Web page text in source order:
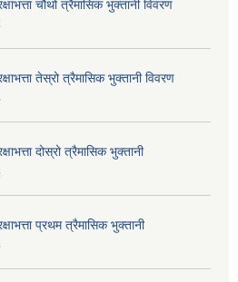
चौथो त्रैमासिक भुक्तानी विवरण
तेस्रो त्रैमासिक भुक्तानी विवरण
दोस्रो त्रैमासिक भुक्तानी
प्रथम त्रैमासिक भुक्तानी